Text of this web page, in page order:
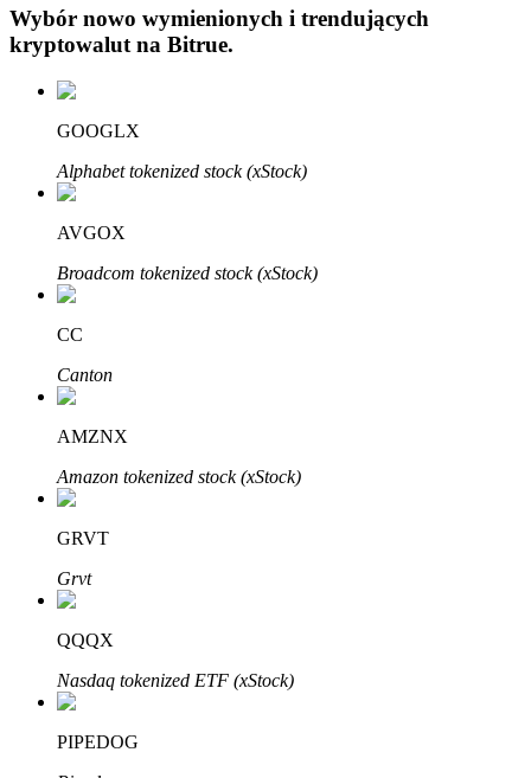
Automatyczna inwestycja
Dowiedz się, jak uzyskać dochód pasywny
Bitrue
Bitruści Partnerzy
Wybór nowo wymienionych i trendujących
kryptowalut na Bitrue.
GOOGLX
Alphabet tokenized stock (xStock)
AVGOX
Broadcom tokenized stock (xStock)
CC
Canton
AMZNX
Amazon tokenized stock (xStock)
GRVT
Grvt
QQQX
Nasdaq tokenized ETF (xStock)
PIPEDOG